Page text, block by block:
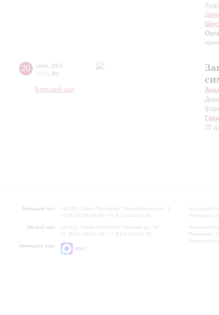
20 июня 2023
20:00 Вт
Большой зал
20
Большой зал:
191186, Санкт-Петербург, Михайловская ул., 2
+7 (812) 240-01-00, +7 (812) 240-01-80
Малый зал:
191011, Санкт-Петербург, Невский пр., 30
+7 (812) 240-01-00, +7 (812) 240-01-70
Напишите нам:
MAX
Часы
Перерыв с
Часы
Перерыв с
Вопросы